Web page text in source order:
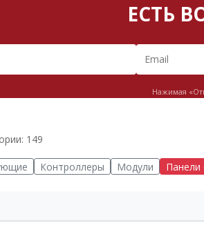
ЕСТЬ
Нажимая
149
Контроллеры Модули Панели